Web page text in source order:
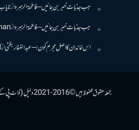
جب جذبات خبر بن جائیں – فاطمۃالزہرہاز
جب جذبات خبر بن جائیں – فاطمۃالزہرہاز
اس خاندان کا اصل مجرم کون! – عبدالغفار بگٹیاز
جملہ حقوق محفوظ ہیں © 2016-2021 دلیل (ڈاٹ پی کے)۔